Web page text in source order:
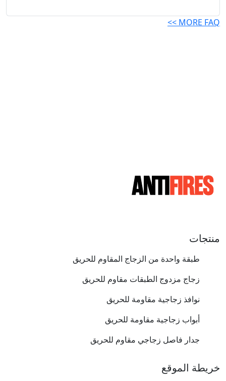
MORE FAQ >>
منتجات
طبقة واحدة من الزجاج المقاوم للحريق
زجاج مزدوج الطبقات مقاوم للحريق
نوافذ زجاجية مقاومة للحريق
أبواب زجاجية مقاومة للحريق
جدار فاصل زجاجي مقاوم للحريق
خريطة الموقع